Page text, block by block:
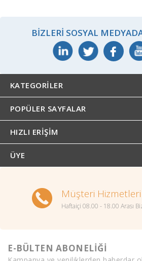
BIZLERI SOSYAL
KATEGORILER
POPÜLER SAYFALAR
HIZLI ERIŞIM
ÜYE
Müşteri Hizmetleri
Haftaiçi 08.00 - 18.00 Arası
E-BÜLTEN ABONELİĞİ